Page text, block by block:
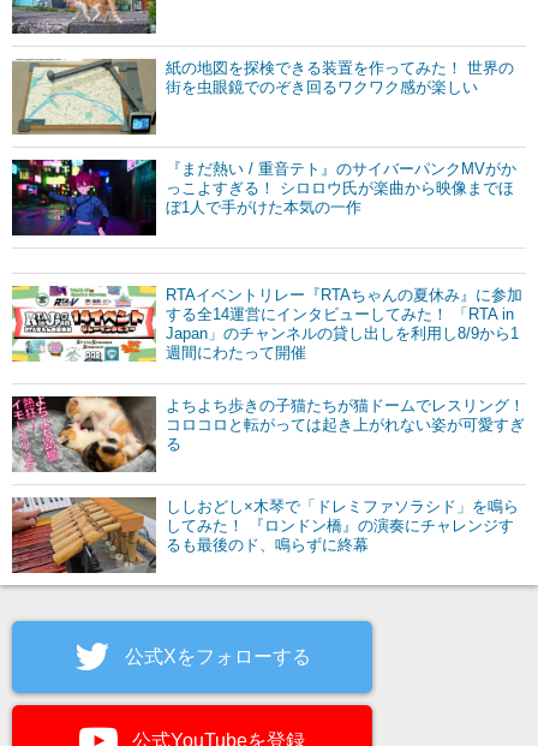
紙の地図を探検できる装置を作ってみた！ 世界の
街を虫眼鏡でのぞき回るワクワク感が楽しい
『まだ熱い / 重音テト』のサイバーパンクMVがか
っこよすぎる！ シロロウ氏が楽曲から映像までほ
ぼ1人で手がけた本気の一作
RTAイベントリレー『RTAちゃんの夏休み』に参加
する全14運営にインタビューしてみた！ 「RTA in
Japan」のチャンネルの貸し出しを利用し8/9から1
週間にわたって開催
よちよち歩きの子猫たちが猫ドームでレスリング！
コロコロと転がっては起き上がれない姿が可愛すぎ
る
ししおどし×木琴で「ドレミファソラシド」を鳴ら
してみた！ 『ロンドン橋』の演奏にチャレンジす
るも最後のド、鳴らずに終幕
公式Xをフォローする
公式YouTubeを登録